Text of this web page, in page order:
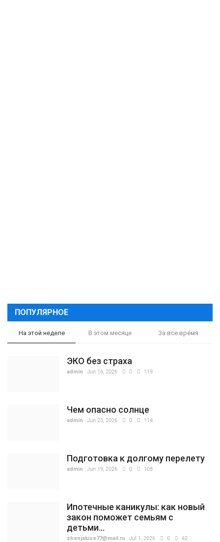
ПОПУЛЯРНОЕ
На этой неделе В этом месяце За все время
ЭКО без страха
admin Jun 16, 2026 0 119
Чем опасно солнце
admin Jun 23, 2026 0 114
Подготовка к долгому перелету
admin Jun 19, 2026 0 108
Ипотечные каникулы: как новый
закон поможет семьям с
детьми...
zhenjakise77@mail.ru Jul 1, 2026 0 42